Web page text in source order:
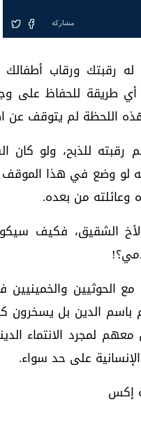
مشاركة
له رقبتك ورقاب
طريقة للحفاظ على
اللحظة لم يتوقف عن
رقبته للذبح، ولو
لو وضع في هذا
من بعده.
الشقيق، فكيف
مع الحوثيين
باسم الدين بل يسخرون
معهم لمجرد الانتماء
على حد سواء.
إكس